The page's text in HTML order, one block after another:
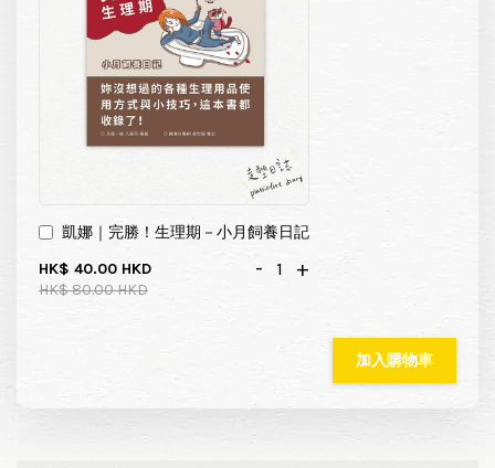
凱娜｜完勝！生理期－小月飼養日記
HK$ 40.00 HKD
HK$ 80.00 HKD
- +
加入購物車